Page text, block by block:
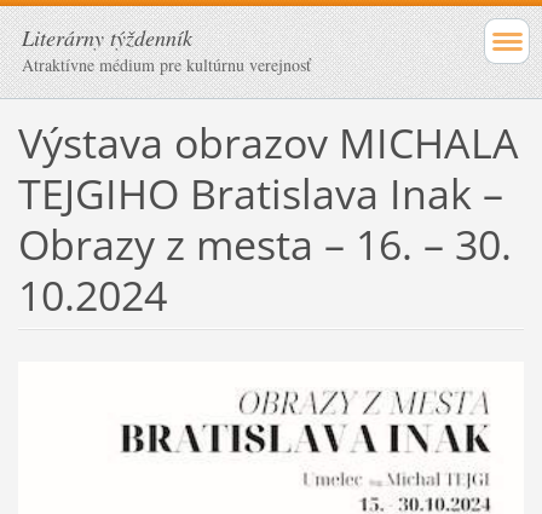
Literárny týždenník
Atraktívne médium pre kultúrnu verejnosť
Výstava obrazov MICHALA
TEJGIHO Bratislava Inak –
Obrazy z mesta – 16. – 30.
10.2024